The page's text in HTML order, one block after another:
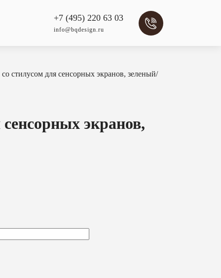
+7 (495) 220 63 03
info@bqdesign.ru
стилусом для сенсорных экранов, зеленый/
экранов,